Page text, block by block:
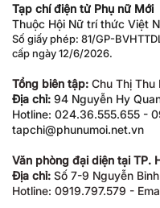
Tạp chí điện tử Phụ nữ Mới
Thuộc Hội Nữ trí thức Việt
Số giấy phép: 81/GP-
cấp ngày 12/6/2026.
Tổng biên tập: Chu Thị Thu
Địa chỉ: 94 Nguyễn Hy
Hotline: 024.36.555.655 -
tapchi@phunumoi.net.vn
Văn phòng đại diện tại TP.
Địa chỉ: Số 7-9 Nguyễn
Hotline: 0919.797.579 -